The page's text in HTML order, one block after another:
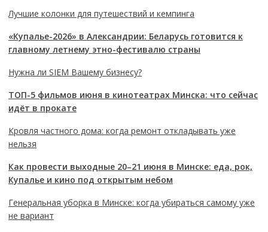
Лучшие колонки для путешествий и кемпинга
«Купалье-2026» в Александрии: Беларусь готовится к
главному летнему этно-фестивалю страны
Нужна ли SIEM Вашему бизнесу?
ТОП-5 фильмов июня в кинотеатрах Минска: что сейчас
идёт в прокате
Кровля частного дома: когда ремонт откладывать уже
нельзя
Как провести выходные 20–21 июня в Минске: еда, рок,
Купалье и кино под открытым небом
Генеральная уборка в Минске: когда убираться самому уже
не вариант